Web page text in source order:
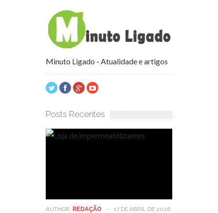
Minuto Ligado - Atualidade e artigos
Posts Recentes
AUTHOR: REDAÇÃO - 17 DE ABRIL DE 2026